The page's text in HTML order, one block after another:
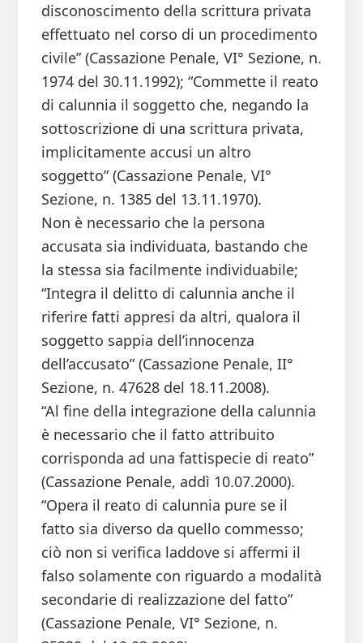
disconoscimento della scrittura privata
effettuato nel corso di un procedimento
civile” (Cassazione Penale, VI° Sezione, n.
1974 del 30.11.1992); “Commette il reato
di calunnia il soggetto che, negando la
sottoscrizione di una scrittura privata,
implicitamente accusi un altro
soggetto” (Cassazione Penale, VI°
Sezione, n. 1385 del 13.11.1970).
Non è necessario che la persona
accusata sia individuata, bastando che
la stessa sia facilmente individuabile;
“Integra il delitto di calunnia anche il
riferire fatti appresi da altri, qualora il
soggetto sappia dell’innocenza
dell’accusato” (Cassazione Penale, II°
Sezione, n. 47628 del 18.11.2008).
“Al fine della integrazione della calunnia
è necessario che il fatto attribuito
corrisponda ad una fattispecie di reato”
(Cassazione Penale, addì 10.07.2000).
“Opera il reato di calunnia pure se il
fatto sia diverso da quello commesso;
ciò non si verifica laddove si affermi il
falso solamente con riguardo a modalità
secondarie di realizzazione del fatto”
(Cassazione Penale, VI° Sezione, n.